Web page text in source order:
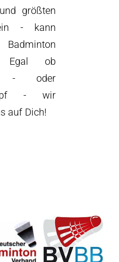
größten
- kann
Egal ob
- oder
- wir
auf Dich!